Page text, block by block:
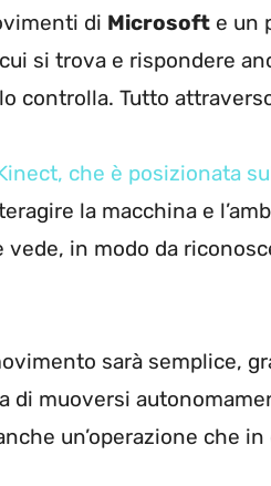
di Microsoft e un
si trova e rispondere
controlla. Tutto
che è posizionata
la macchina e
in modo da
sarà semplice,
di muoversi
un’operazione che